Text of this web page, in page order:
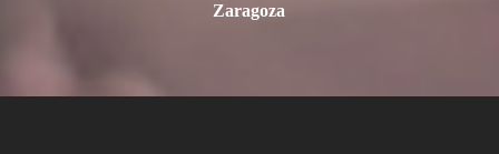
Zaragoza